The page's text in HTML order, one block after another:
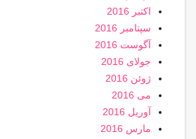
اکتبر 2016
سپتامبر 2016
آگوست 2016
جولای 2016
ژوئن 2016
می 2016
آوریل 2016
مارس 2016